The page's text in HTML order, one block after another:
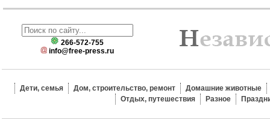
266-572-755
info@free-press.ru
Дети, семья Дом, строительство, ремонт
Домашние животные
Отдых, путешествия
Разное